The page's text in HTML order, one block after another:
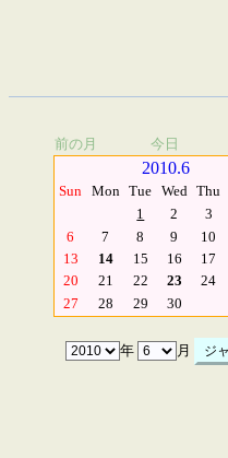
前の月 今日
2010.6
Sun Mon Tue Wed Thu
1
2 3
6
7 8 9 10
13
14 15 16 17
20
21 22 23 24
27
28 29 30
年 月